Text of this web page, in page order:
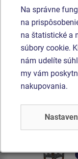
úlomkami).
laminát opatrený
farebnou
odolnosťou proti
pozinkovaný alebo
Produkt - UNH-2004K-10
Herná zostava
Na správne
na
na štatistické a
súbory cookie.
nám udelíte
my vám
nakupovania.